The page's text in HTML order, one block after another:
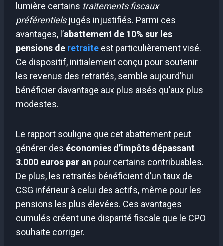
lumière certains traitements fiscaux
préférentielsjugés injustifiés. Parmi ces
avantages, l’abattement de 10% sur les
pensions de retraite est particulièrement visé.
Ce dispositif, initialement conçu pour soutenir
les revenus des retraités, semble aujourd’hui
bénéficier davantage aux plus aisés qu’aux plus
modestes.
Le rapport souligne que cet abattement peut
générer des économies d’impôts dépassant
3.000 euros par an pour certains contribuables.
De plus, les retraités bénéficient d’un taux de
CSG inférieur à celui des actifs, même pour les
pensions les plus élevées. Ces avantages
cumulés créent une disparité fiscale que le CPO
souhaite corriger.